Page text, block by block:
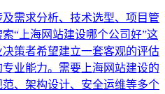
需求分析、技术选型、项目管
“上海网站建设哪个公司好”这
策者希望建立一套客观的评估
业能力。需要上海网站建设的
、架构设计、安全运维等多个